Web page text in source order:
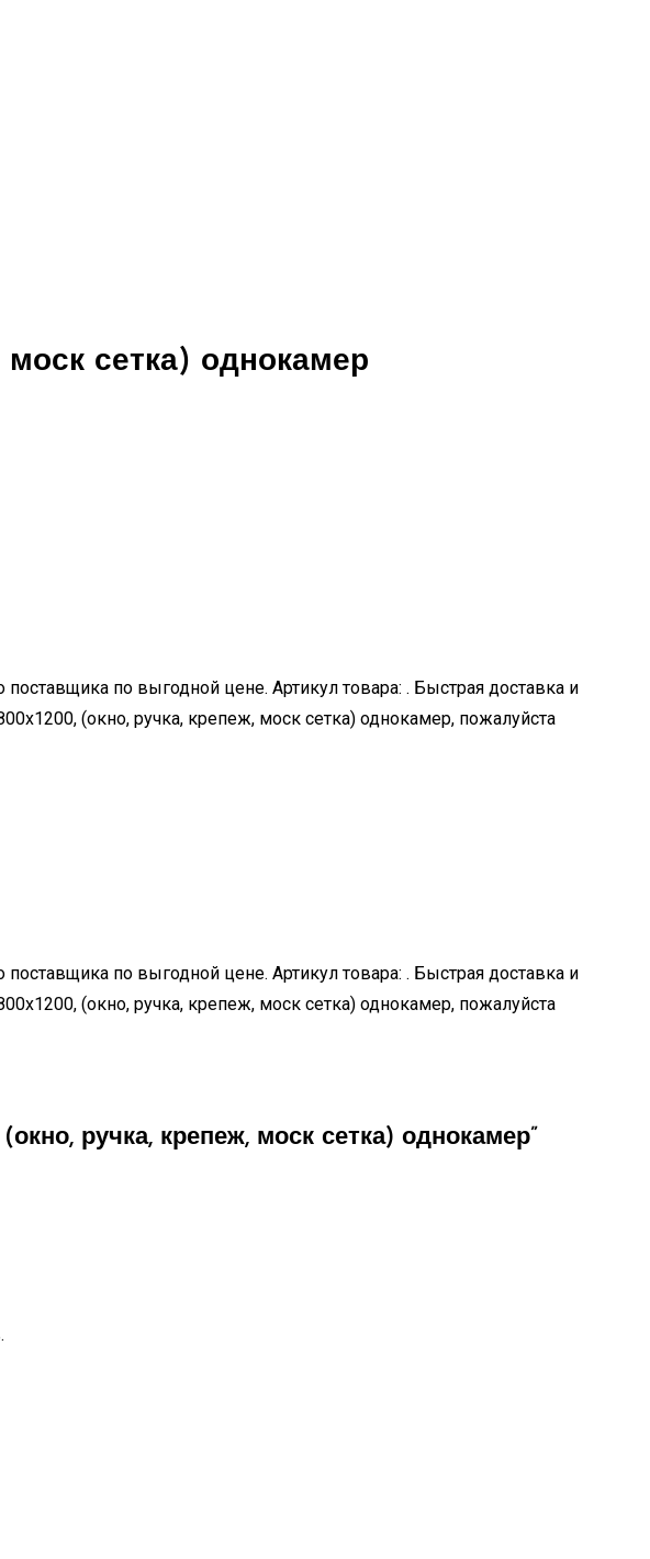
моск сетка) однокамер
по выгодной цене. Артикул товара: . Быстрая доставка и
(окно, ручка, крепеж, моск сетка) однокамер, пожалуйста
по выгодной цене. Артикул товара: . Быстрая доставка и
(окно, ручка, крепеж, моск сетка) однокамер, пожалуйста
ручка, крепеж, моск сетка) однокамер”